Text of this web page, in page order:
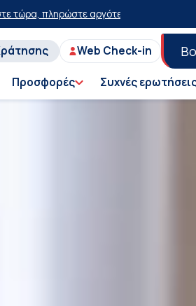
με έκπτωση 15 ευρώ!50% έκπτωση στο
Web Check-in
Προσφορές Συχνές